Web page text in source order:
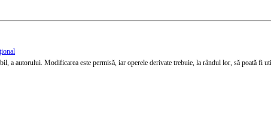
a autorului. Modificarea este permisă, iar operele derivate trebuie, la rândul lor, să poată fi